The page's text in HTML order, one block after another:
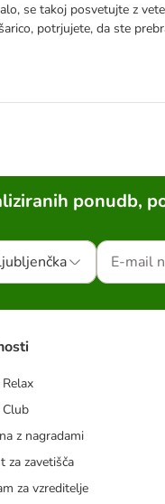
se takoj posvetujte z
potrjujete, da ste
ponudb,
z nagradami
za zavetišča
za vzreditelje